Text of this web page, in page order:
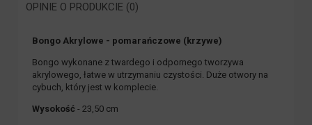
OPINIE O PRODUKCIE (0)
Bongo Akrylowe - pomarańczowe (krzywe)
Bongo wykonane z twardego i odpornego tworzywa
akrylowego, łatwe w utrzymaniu czystości. Duże otwory na
cybuch, który jest w komplecie.
Wysokość - 23,50 cm